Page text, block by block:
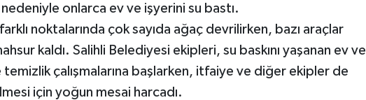
onlarca ev ve işyerini su bastı.
noktalarında çok sayıda ağaç devrilirken, bazı araçlar
kaldı. Salihli Belediyesi ekipleri, su baskını yaşanan ev ve
çalışmalarına başlarken, itfaiye ve diğer ekipler de
için yoğun mesai harcadı.